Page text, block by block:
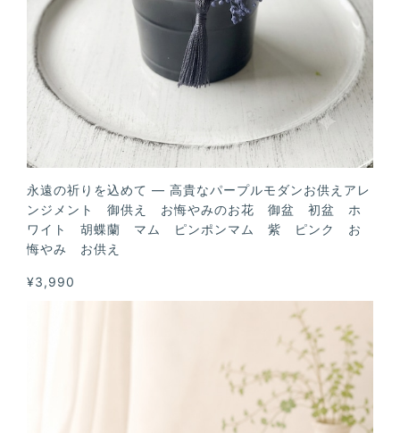
永遠の祈りを込めて — 高貴なパープルモダンお供えアレ
ンジメント 御供え お悔やみのお花 御盆 初盆 ホ
ワイト 胡蝶蘭 マム ピンポンマム 紫 ピンク お
悔やみ お供え
¥3,990